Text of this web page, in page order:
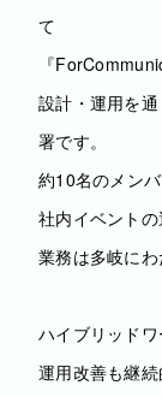
て
『
設計・運用を
署です。
約10名のメン
社内イベントの
業務は多岐にわ
ハイブリッド
運用改善も継